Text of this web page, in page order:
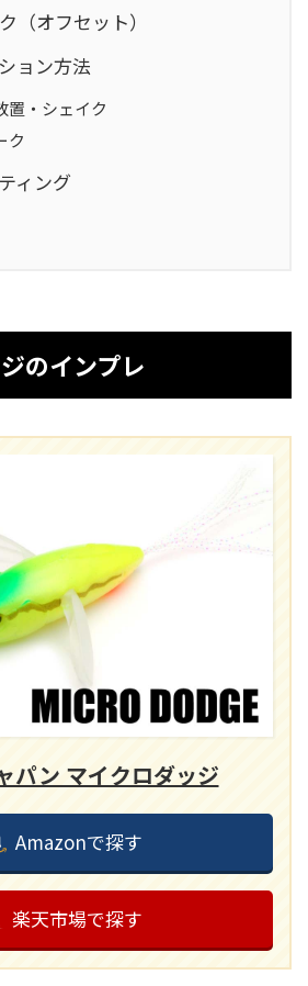
（オフセット）
ョン方法
置・シェイク
ク
ィング
のインプレ
パン マイクロダッジ
Amazonで探す
楽天市場で探す